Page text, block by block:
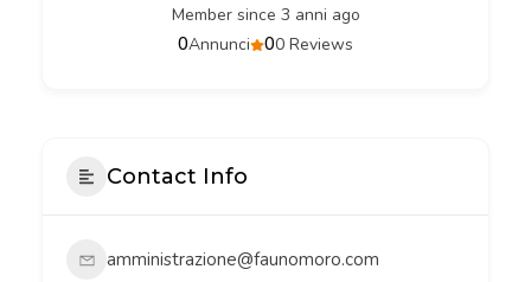
Member since 3 anni ago
00 Reviews
0Annunci
Contact Info
amministrazione@faunomoro.com